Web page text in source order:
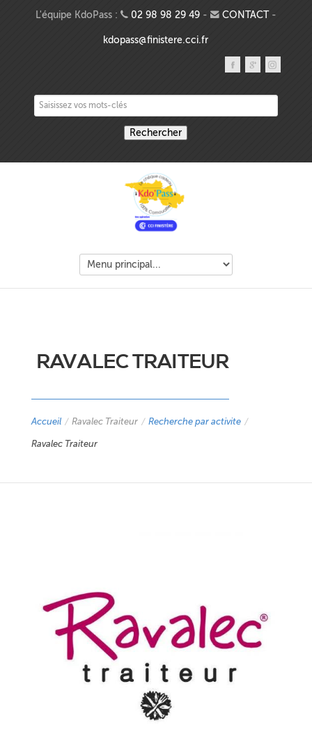
Aller au contenu principal
L'équipe KdoPass : 02 98 98 29 49- CONTACT-
kdopass@finistere.cci.fr
Saisissez vos mots-clés
RAVALEC TRAITEUR
Accueil / Ravalec Traiteur / Recherche par activite /
Ravalec Traiteur